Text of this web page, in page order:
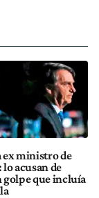
ex ministro de
acusan de
golpe que incluía